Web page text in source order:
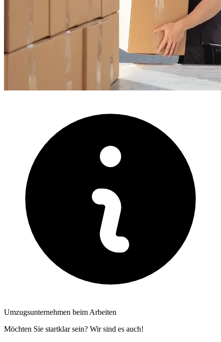
Umzugsunternehmen beim Arbeiten
Möchten Sie startklar sein? Wir sind es auch!